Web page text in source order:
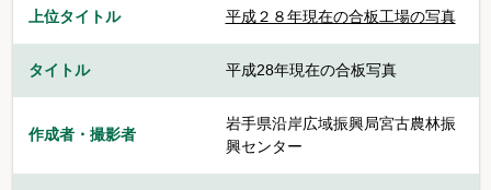
上位タイトル 平成２８年現在の合板工場の写真
タイトル 平成28年現在の合板写真
作成者・撮影者
岩手県沿岸広域振興局宮古農林振
興センター